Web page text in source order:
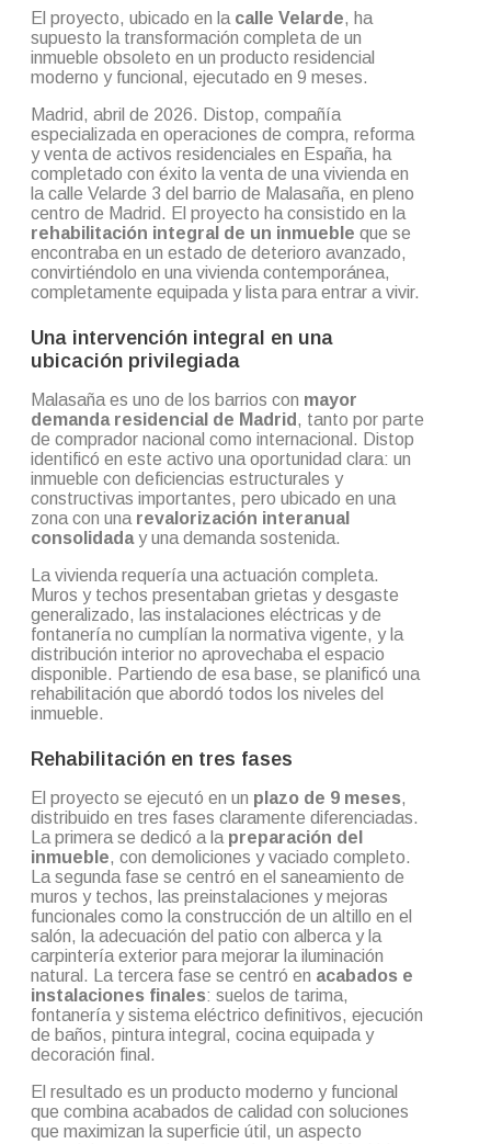
El proyecto, ubicado en la calle Velarde, ha
supuesto la transformación completa de un
inmueble obsoleto en un producto residencial
moderno y funcional, ejecutado en 9 meses.
Madrid, abril de 2026. Distop, compañía
especializada en operaciones de compra, reforma
y venta de activos residenciales en España, ha
completado con éxito la venta de una vivienda en
la calle Velarde 3 del barrio de Malasaña, en pleno
centro de Madrid. El proyecto ha consistido en la
rehabilitación integral de un inmueble que se
encontraba en un estado de deterioro avanzado,
convirtiéndolo en una vivienda contemporánea,
completamente equipada y lista para entrar a vivir.
Una intervención integral en una
ubicación privilegiada
Malasaña es uno de los barrios con mayor
demanda residencial de Madrid , tanto por parte
de comprador nacional como internacional. Distop
identificó en este activo una oportunidad clara: un
inmueble con deficiencias estructurales y
constructivas importantes, pero ubicado en una
zona con una revalorización interanual
consolidaday una demanda sostenida.
La vivienda requería una actuación completa.
Muros y techos presentaban grietas y desgaste
generalizado, las instalaciones eléctricas y de
fontanería no cumplían la normativa vigente, y la
distribución interior no aprovechaba el espacio
disponible. Partiendo de esa base, se planificó una
rehabilitación que abordó todos los niveles del
inmueble.
Rehabilitación en tres fases
El proyecto se ejecutó en un plazo de 9 meses,
distribuido en tres fases claramente diferenciadas.
La primera se dedicó a la preparación del
inmueble, con demoliciones y vaciado completo.
La segunda fase se centró en el saneamiento de
muros y techos, las preinstalaciones y mejoras
funcionales como la construcción de un altillo en el
salón, la adecuación del patio con alberca y la
carpintería exterior para mejorar la iluminación
natural. La tercera fase se centró en acabados e
instalaciones finales: suelos de tarima,
fontanería y sistema eléctrico definitivos, ejecución
de baños, pintura integral, cocina equipada y
decoración final.
El resultado es un producto moderno y funcional
que combina acabados de calidad con soluciones
que maximizan la superficie útil, un aspecto